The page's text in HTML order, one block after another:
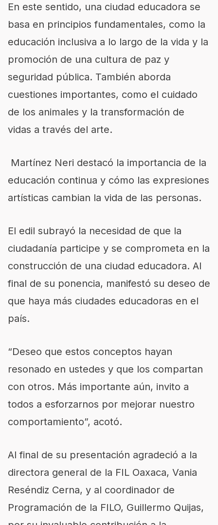
En este sentido, una ciudad educadora se
basa en principios fundamentales, como la
educación inclusiva a lo largo de la vida y la
promoción de una cultura de paz y
seguridad pública. También aborda
cuestiones importantes, como el cuidado
de los animales y la transformación de
vidas a través del arte.
Martínez Neri destacó la importancia de la
educación continua y cómo las expresiones
artísticas cambian la vida de las personas.
El edil subrayó la necesidad de que la
ciudadanía participe y se comprometa en la
construcción de una ciudad educadora. Al
final de su ponencia, manifestó su deseo de
que haya más ciudades educadoras en el
país.
“Deseo que estos conceptos hayan
resonado en ustedes y que los compartan
con otros. Más importante aún, invito a
todos a esforzarnos por mejorar nuestro
comportamiento”, acotó.
Al final de su presentación agradeció a la
directora general de la FIL Oaxaca, Vania
Reséndiz Cerna, y al coordinador de
Programación de la FILO, Guillermo Quijas,